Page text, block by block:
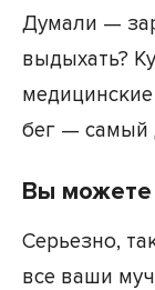
Думали —
выдыхать?
бег — самый
Вы можете
Серьезно,
все ваши